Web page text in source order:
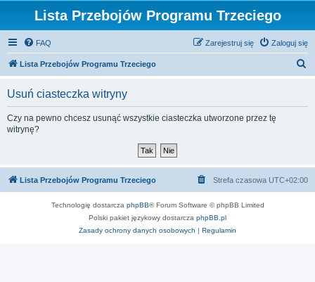
Lista Przebojów Programu Trzeciego
FAQ Zaloguj się
Zarejestruj się
Lista Przebojów Programu Trzeciego
Usuń ciasteczka witryny
Czy na pewno chcesz usunąć wszystkie ciasteczka utworzone przez tę
witrynę?
Lista Przebojów Programu Trzeciego Strefa czasowa UTC+02:00
Technologię dostarcza phpBB® Forum Software © phpBB Limited
Polski pakiet językowy dostarcza phpBB.pl
Zasady ochrony danych osobowych | Regulamin